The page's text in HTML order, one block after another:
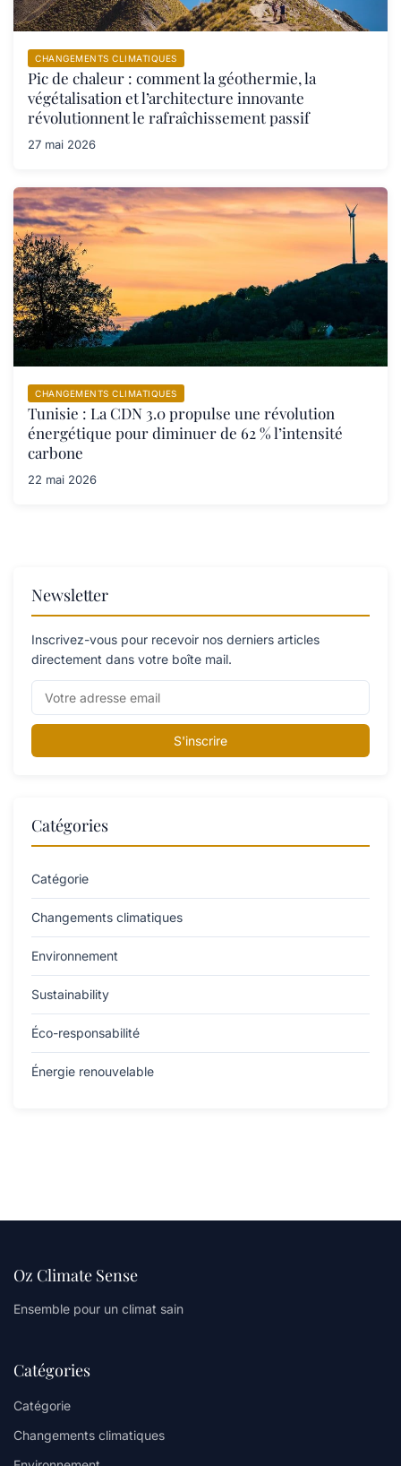
CHANGEMENTS CLIMATIQUES
Pic de chaleur : comment la géothermie, la
végétalisation et l’architecture innovante
révolutionnent le rafraîchissement passif
27 mai 2026
CHANGEMENTS CLIMATIQUES
Tunisie : La CDN 3.0 propulse une révolution
énergétique pour diminuer de 62 % l’intensité
carbone
22 mai 2026
Newsletter
Inscrivez-vous pour recevoir nos derniers articles
directement dans votre boîte mail.
S'inscrire
Catégories
Catégorie
Changements climatiques
Environnement
Sustainability
Éco-responsabilité
Énergie renouvelable
Oz Climate Sense
Ensemble pour un climat sain
Catégories
Catégorie
Changements climatiques